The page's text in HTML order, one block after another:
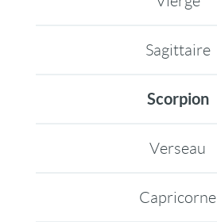
Sagittaire
Scorpion
Verseau
Capricorne